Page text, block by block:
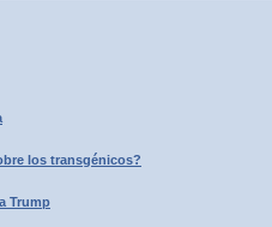
los transgénicos?
Trump